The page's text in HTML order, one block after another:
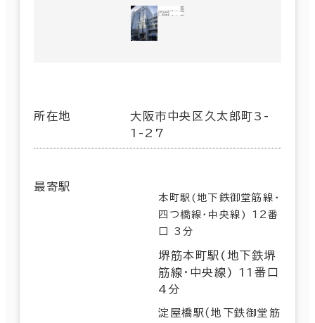
所在地
大阪市中央区久太郎町3-
1-27
最寄駅
本町駅(地下鉄御堂筋線･
四つ橋線･中央線) 12番
口 3分
堺筋本町駅(地下鉄堺
筋線･中央線) 11番口
4分
淀屋橋駅(地下鉄御堂筋